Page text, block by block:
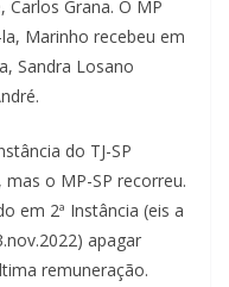
Grana. O MP
Marinho recebeu em
Sandra Losano
do TJ-SP
mas o MP-SP recorreu.
em 2ª Instância (eis a
apagar
remuneração.